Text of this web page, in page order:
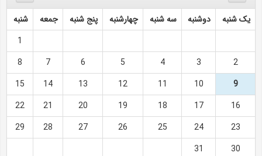
یک شنبه دوشنبه سه شنبه چهارشنبه پنج شنبه جمعه
شنبه
1
2
3
4
5
6
7
8
9
10
11
12
13
14
15
16
17
18
19
20
21
22
23
24
25
26
27
28
29
30
31